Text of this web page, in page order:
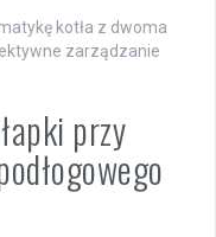
kotła z dwoma
zarządzanie
przy